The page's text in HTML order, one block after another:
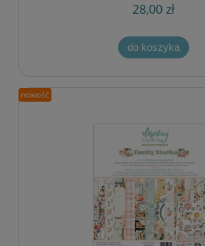
28,00 zł
do koszyka
nowość